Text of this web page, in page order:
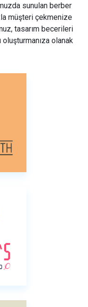
sunulan berber
müşteri çekmenize
tasarım becerileri
olanak